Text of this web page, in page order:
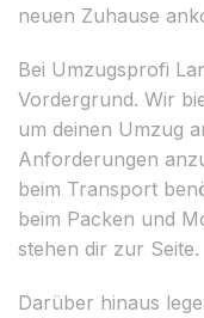
neuen Zuhause
Bei Umzugsprofi
Vordergrund. Wir
um deinen Umzug
Anforderungen
beim Transport
beim Packen und
stehen dir zur Seite.
Darüber hinaus